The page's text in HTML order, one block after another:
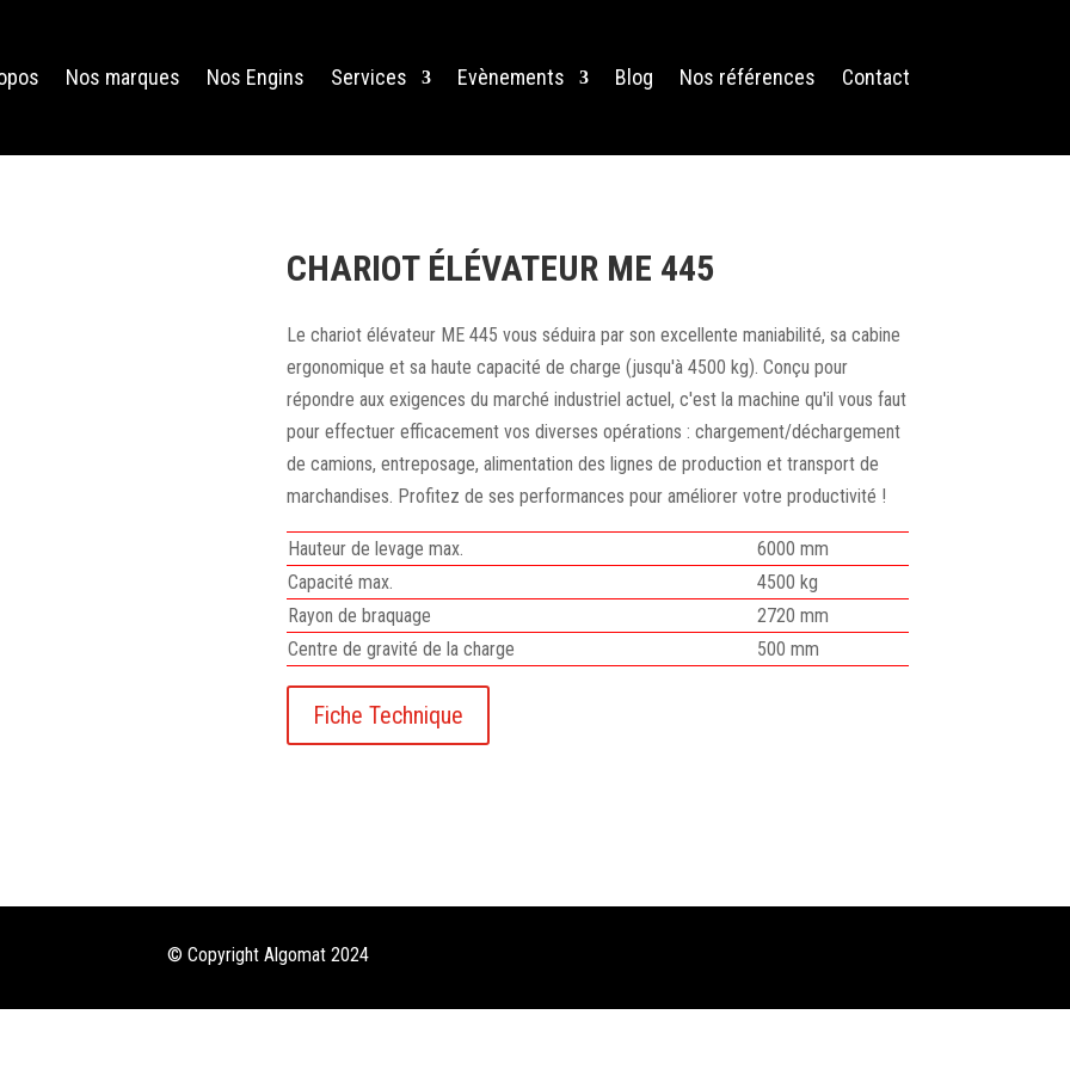
Nos marques Nos Engins Services Evènements Blog Nos références Contact
CHARIOT ÉLÉVATEUR ME 445
Le chariot élévateur ME 445 vous séduira par son excellente maniabilité, sa cabine
ergonomique et sa haute capacité de charge (jusqu'à 4500 kg). Conçu pour
répondre aux exigences du marché industriel actuel, c'est la machine qu'il vous faut
pour effectuer efficacement vos diverses opérations : chargement/déchargement
de camions, entreposage, alimentation des lignes de production et transport de
marchandises. Profitez de ses performances pour améliorer votre productivité !
Hauteur de levage max.
6000 mm
Capacité max.
4500 kg
Rayon de braquage
2720 mm
Centre de gravité de la charge
500 mm
Fiche Technique
© Copyright Algomat 2024